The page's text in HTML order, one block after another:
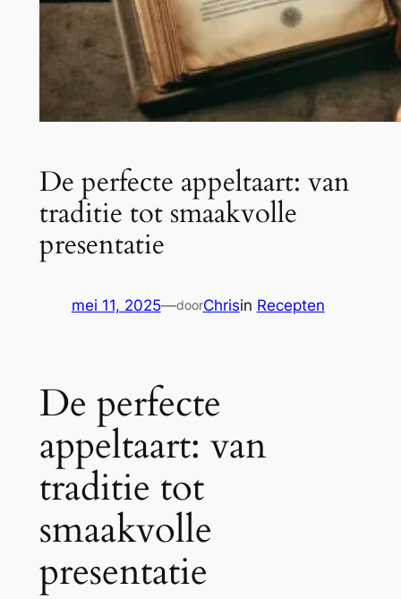
De perfecte appeltaart: van
traditie tot smaakvolle
presentatie
mei 11, 2025—doorChrisin Recepten
De perfecte
appeltaart: van
traditie tot
smaakvolle
presentatie